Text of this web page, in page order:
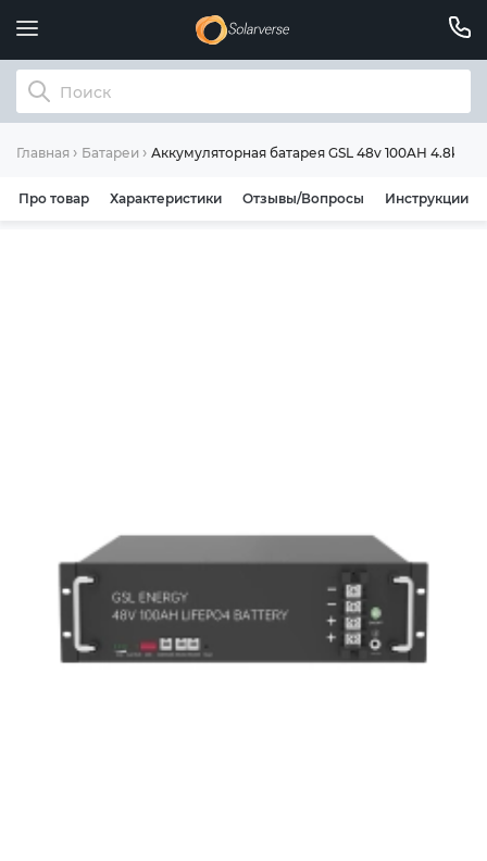
Главная Батареи Аккумуляторная батарея GSL 48v 100AH 4.8kwh
Про товар Характеристики Отзывы/Вопросы Инструкции